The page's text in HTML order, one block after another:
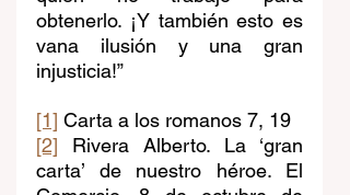
obtenerlo. ¡Y también esto es
vana ilusión y una gran
injusticia!”
[1] Carta a los romanos 7, 19
[2] Rivera Alberto. La ‘gran
carta’ de nuestro héroe. El